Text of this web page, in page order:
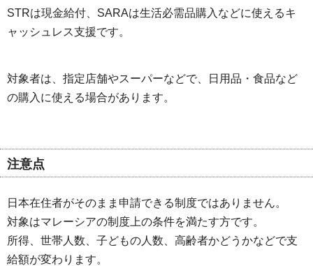
STRは現金給付、SARAは生活必需品購入などに使えるキ
ャッシュレス支援です。
対象者は、指定店舗やスーパーなどで、日用品・食品など
の購入に使える場合があります。
注意点
日本在住者がそのまま申請できる制度ではありません。
対象はマレーシアの制度上の条件を満たす方です。
所得、世帯人数、子どもの人数、高齢者かどうかなどで支
給額が変わります。